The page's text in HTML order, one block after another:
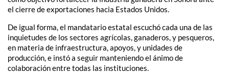
el cierre de exportaciones hacia Estados Unidos.
De igual forma, el mandatario estatal escuchó cada una de las
inquietudes de los sectores agrícolas, ganaderos, y pesqueros,
en materia de infraestructura, apoyos, y unidades de
producción, e instó a seguir manteniendo el ánimo de
colaboración entre todas las instituciones.